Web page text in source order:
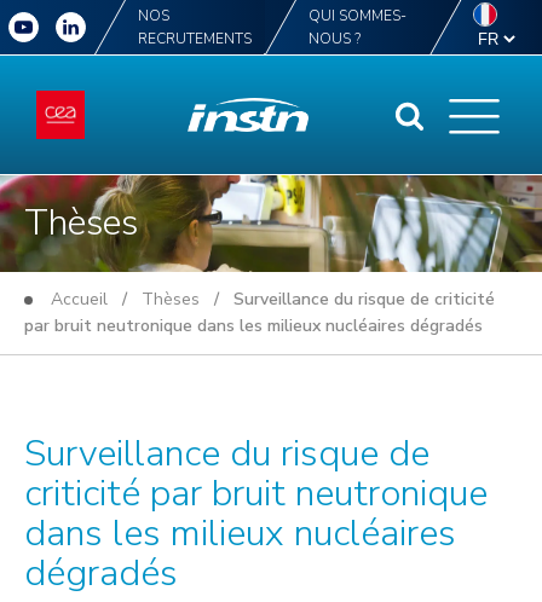
NOS
RECRUTEMENTS
QUI SOMMES-
NOUS ?
Thèses
Accueil / Thèses / Surveillance du risque de criticité
par bruit neutronique dans les milieux nucléaires dégradés
Surveillance du risque de
criticité par bruit neutronique
dans les milieux nucléaires
dégradés